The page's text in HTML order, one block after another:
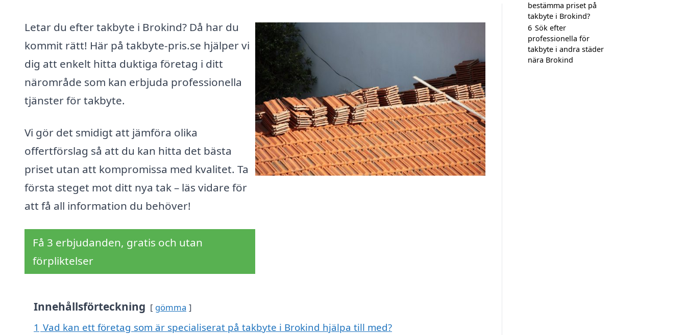
Letar du efter takbyte i Brokind? Då har du
kommit rätt! Här på takbyte-pris.se hjälper vi
dig att enkelt hitta duktiga företag i ditt
närområde som kan erbjuda professionella
tjänster för takbyte.
Vi gör det smidigt att jämföra olika
offertförslag så att du kan hitta det bästa
priset utan att kompromissa med kvalitet. Ta
första steget mot ditt nya tak – läs vidare för
att få all information du behöver!
Få 3 erbjudanden, gratis och utan
förpliktelser
Innehållsförteckning gömma
1 Vad kan ett företag som är specialiserat på takbyte i Brokind hjälpa till med?
bestämma priset på
takbyte i Brokind?
6 Sök efter
professionella för
takbyte i andra städer
nära Brokind